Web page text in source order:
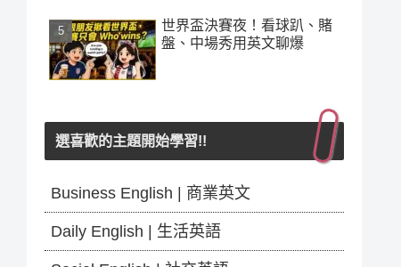
世界盃決賽夜！看球趴、賭
盤、中場秀用英文聊爆
選喜歡的主題開始學習!!
Business English | 商業英文
Daily English | 生活英語